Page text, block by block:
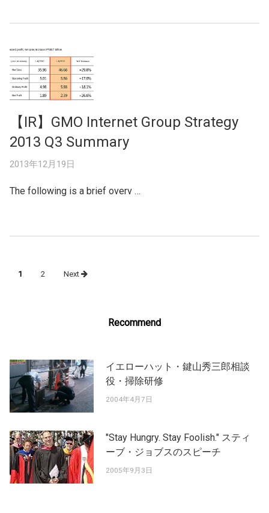
【IR】GMO Internet Group Strategy
2013 Q3 Summary
2013年12月19日
The following is a brief overv …
navigation
1 2 Next
Recommend
イエローハット・鍵山秀三郎相談
役・掃除研修
2004年4月7日
"Stay Hungry. Stay Foolish." スティ
ーブ・ジョブスのスピーチ
2005年9月3日